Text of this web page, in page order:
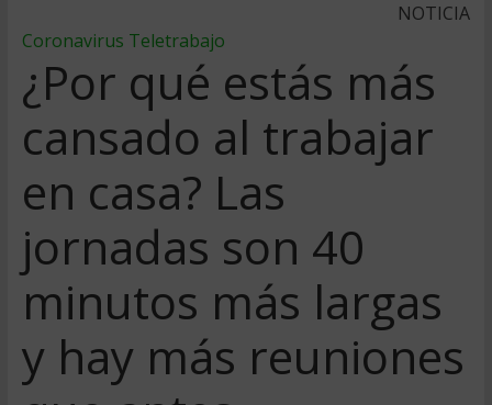
NOTICIA
Coronavirus Teletrabajo
¿Por qué estás más
cansado al trabajar
en casa? Las
jornadas son 40
minutos más largas
y hay más reuniones